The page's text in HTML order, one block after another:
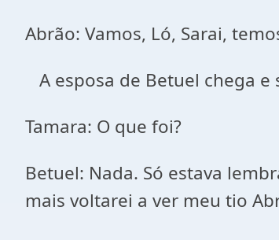
Abrão: Vamos, Ló, Sarai,
A esposa de Betuel chega
Tamara: O que foi?
Betuel: Nada. Só estava
mais voltarei a ver meu tio